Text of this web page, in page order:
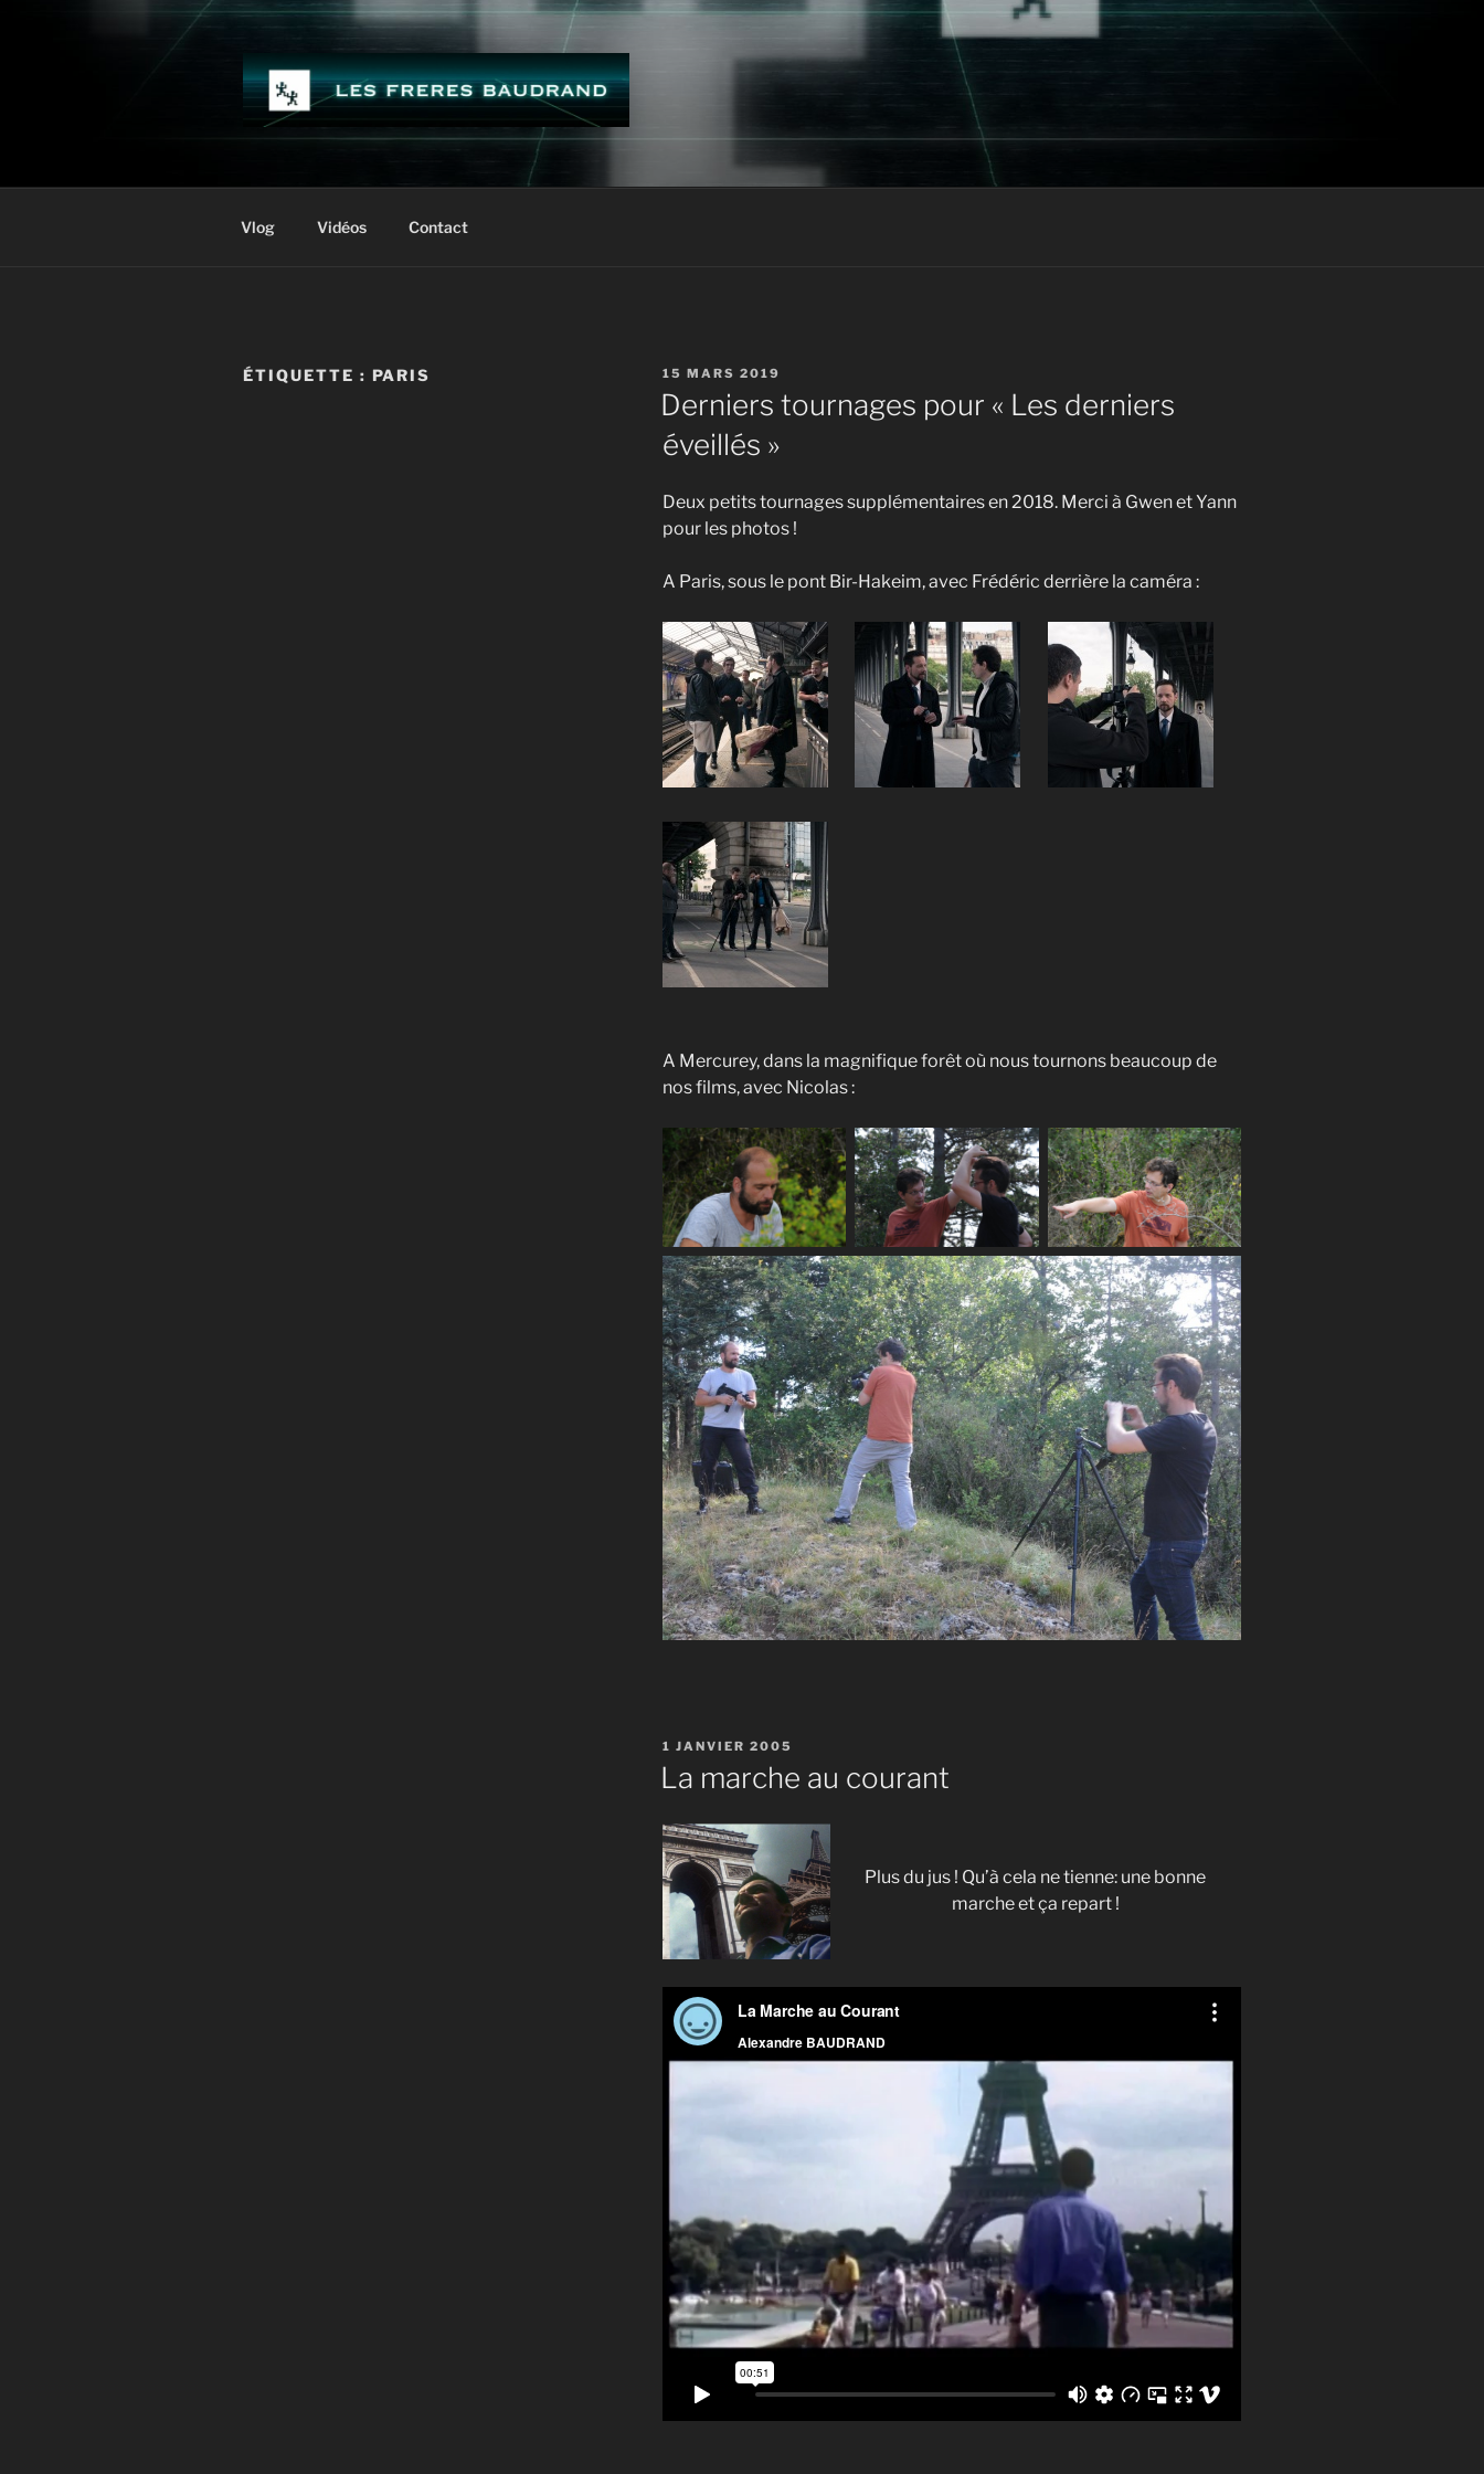
LES FRÈRES BAUDRAND
Vlog Vidéos Contact
ÉTIQUETTE : PARIS
PUBLIÉ
LE
15 MARS 2019
Derniers tournages pour « Les derniers
éveillés »
Deux petits tournages supplémentaires en 2018. Merci à Gwen et Yann
pour les photos !
A Paris, sous le pont Bir-Hakeim, avec Frédéric derrière la caméra :
A Mercurey, dans la magnifique forêt où nous tournons beaucoup de
nos films, avec Nicolas :
PUBLIÉ
LE
1 JANVIER 2005
La marche au courant
Plus du jus ! Qu’à cela ne tienne: une bonne
marche et ça repart !